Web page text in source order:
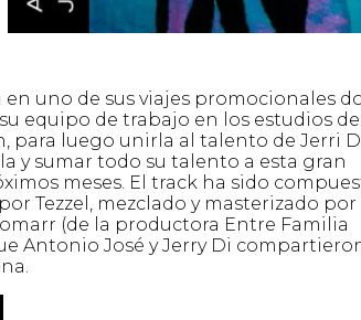
uno de sus viajes promocionales
equipo de trabajo en los estudios de
luego unirla al talento de Jerri
y sumar todo su talento a esta gran
meses. El track ha sido
Tezzel, mezclado y masterizado por
(de la productora Entre Familia
Antonio José y Jerry Di